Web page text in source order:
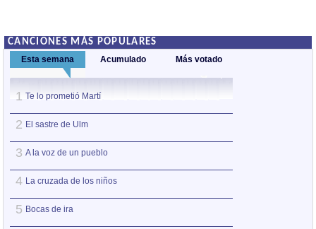
CANCIONES MÁS POPULARES
Esta semana Acumulado Más votado
1 Te lo prometió Martí
2 El sastre de Ulm
3 A la voz de un pueblo
4 La cruzada de los niños
5 Bocas de ira